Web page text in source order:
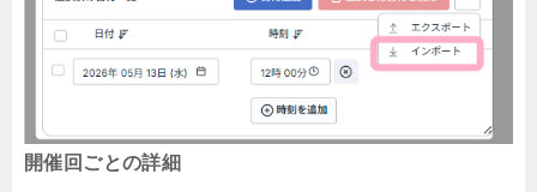
開催回ごとの詳細